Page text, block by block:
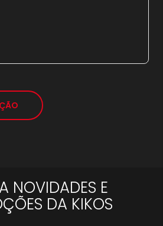
NOVIDADES E
DA KIKOS